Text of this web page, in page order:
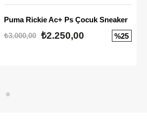
Puma Rickie Ac+ Ps Çocuk Sneaker
₺3.000,00 ₺2.250,00 %25